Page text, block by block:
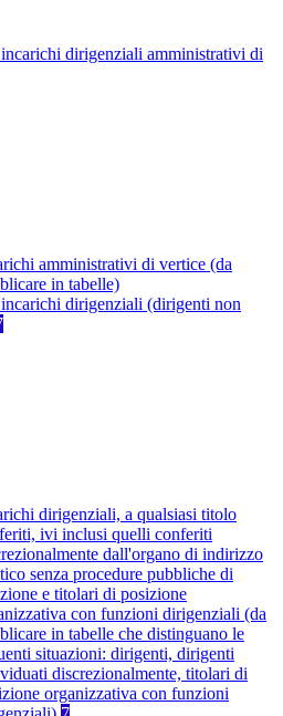
dirigenziali amministrativi di
amministrativi di vertice (da
in tabelle)
dirigenziali (dirigenti non
dirigenziali, a qualsiasi titolo
ivi inclusi quelli conferiti
dall'organo di indirizzo
senza procedure pubbliche di
e titolari di posizione
con funzioni dirigenziali (da
in tabelle che distinguano le
situazioni: dirigenti, dirigenti
discrezionalmente, titolari di
organizzativa con funzioni